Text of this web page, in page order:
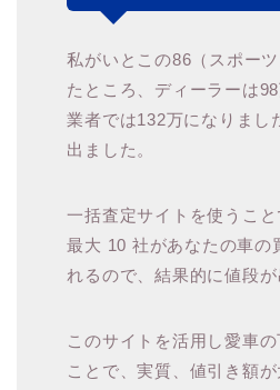
私がいとこの86（スポー
たところ、ディーラーは
業者では132万になりまし
出ました。
一括査定サイトを使うこ
最大 10 社があなたの車の
れるので、結果的に値段が
このサイトを活用し愛車
ことで、実質、値引き額